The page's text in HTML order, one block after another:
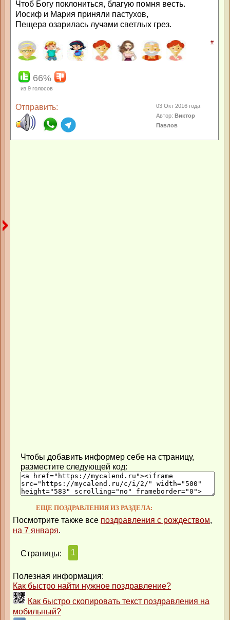
Чтоб Богу поклониться, благую помня весть.
Иосиф и Мария приняли пастухов,
Пещера озарилась лучами светлых грез.
#
66%
из 9 голосов
Отправить:
03 Окт 2016 года
Автор:Виктор
Павлов
Чтобы добавить информер себе на страницу,
разместите следующей код:
ЕЩЕ ПОЗДРАВЛЕНИЯ ИЗ РАЗДЕЛА:
Посмотрите также все поздравления с рождеством,
на 7 января.
Страницы: 1
Полезная информация:
Как быстро найти нужное поздравление?
Как быстро скопировать текст поздравления на
мобильный?